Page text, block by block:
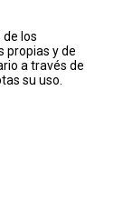
de los
propias y de
a través de
su uso.